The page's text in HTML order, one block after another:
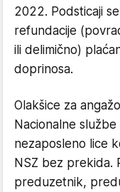
2022. Podsticaji
refundacije
ili delimično)
doprinosa.
Olakšice za
Nacionalne
nezaposleno lice
NSZ bez prekida.
preduzetnik,